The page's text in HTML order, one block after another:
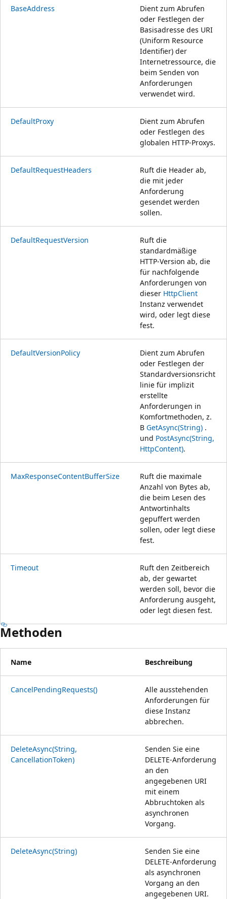
BaseAddress
Dient zum Abrufen
oder Festlegen der
Basisadresse des URI
(Uniform Resource
Identifier) der
Internetressource, die
beim Senden von
Anforderungen
verwendet wird.
DefaultProxy
Dient zum Abrufen
oder Festlegen des
globalen HTTP-Proxys.
DefaultRequestHeaders
Ruft die Header ab,
die mit jeder
Anforderung
gesendet werden
sollen.
DefaultRequestVersion
Ruft die
standardmäßige
HTTP-Version ab, die
für nachfolgende
Anforderungen von
dieser HttpClient
Instanz verwendet
wird, oder legt diese
fest.
DefaultVersionPolicy
Dient zum Abrufen
oder Festlegen der
Standardversionsricht
linie für implizit
erstellte
Anforderungen in
Komfortmethoden, z.
B GetAsync(String) .
und PostAsync(String,
HttpContent).
MaxResponseContentBufferSize
Ruft die maximale
Anzahl von Bytes ab,
die beim Lesen des
Antwortinhalts
gepuffert werden
sollen, oder legt diese
fest.
Timeout
Ruft den Zeitbereich
ab, der gewartet
werden soll, bevor die
Anforderung ausgeht,
oder legt diesen fest.
Methoden
Name Beschreibung
CancelPendingRequests()
Alle ausstehenden
Anforderungen für
diese Instanz
abbrechen.
DeleteAsync(String,
CancellationToken)
Senden Sie eine
DELETE-Anforderung
an den
angegebenen URI
mit einem
Abbruchtoken als
asynchronen
Vorgang.
DeleteAsync(String)
Senden Sie eine
DELETE-Anforderung
als asynchronen
Vorgang an den
angegebenen URI.